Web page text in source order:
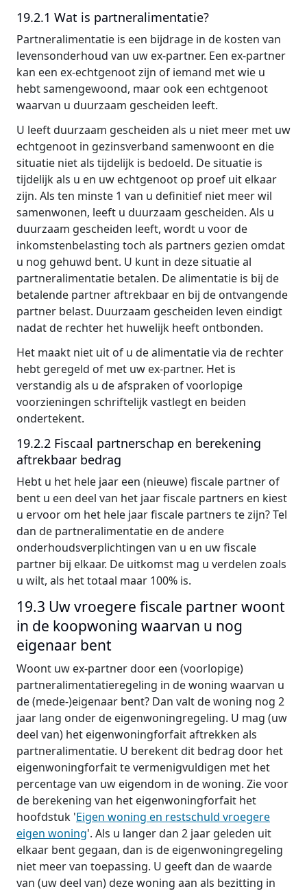
19.2.1 Wat is partneralimentatie?
Partneralimentatie is een bijdrage in de kosten van
levensonderhoud van uw ex-partner. Een ex-partner
kan een ex-echtgenoot zijn of iemand met wie u
hebt samengewoond, maar ook een echtgenoot
waarvan u duurzaam gescheiden leeft.
U leeft duurzaam gescheiden als u niet meer met uw
echtgenoot in gezinsverband samenwoont en die
situatie niet als tijdelijk is bedoeld. De situatie is
tijdelijk als u en uw echtgenoot op proef uit elkaar
zijn. Als ten minste 1 van u definitief niet meer wil
samenwonen, leeft u duurzaam gescheiden. Als u
duurzaam gescheiden leeft, wordt u voor de
inkomstenbelasting toch als partners gezien omdat
u nog gehuwd bent. U kunt in deze situatie al
partneralimentatie betalen. De alimentatie is bij de
betalende partner aftrekbaar en bij de ontvangende
partner belast. Duurzaam gescheiden leven eindigt
nadat de rechter het huwelijk heeft ontbonden.
Het maakt niet uit of u de alimentatie via de rechter
hebt geregeld of met uw ex-partner. Het is
verstandig als u de afspraken of voorlopige
voorzieningen schriftelijk vastlegt en beiden
ondertekent.
19.2.2 Fiscaal partnerschap en berekening
aftrekbaar bedrag
Hebt u het hele jaar een (nieuwe) fiscale partner of
bent u een deel van het jaar fiscale partners en kiest
u ervoor om het hele jaar fiscale partners te zijn? Tel
dan de partneralimentatie en de andere
onderhoudsverplichtingen van u en uw fiscale
partner bij elkaar. De uitkomst mag u verdelen zoals
u wilt, als het totaal maar 100% is.
19.3 Uw vroegere fiscale partner woont
in de koopwoning waarvan u nog
eigenaar bent
Woont uw ex-partner door een (voorlopige)
partneralimentatieregeling in de woning waarvan u
de (mede-)eigenaar bent? Dan valt de woning nog 2
jaar lang onder de eigenwoningregeling. U mag (uw
deel van) het eigenwoningforfait aftrekken als
partneralimentatie. U berekent dit bedrag door het
eigenwoningforfait te vermenigvuldigen met het
percentage van uw eigendom in de woning. Zie voor
de berekening van het eigenwoningforfait het
hoofdstuk 'Eigen woning en restschuld vroegere
eigen woning'. Als u langer dan 2 jaar geleden uit
elkaar bent gegaan, dan is de eigenwoningregeling
niet meer van toepassing. U geeft dan de waarde
van (uw deel van) deze woning aan als bezitting in